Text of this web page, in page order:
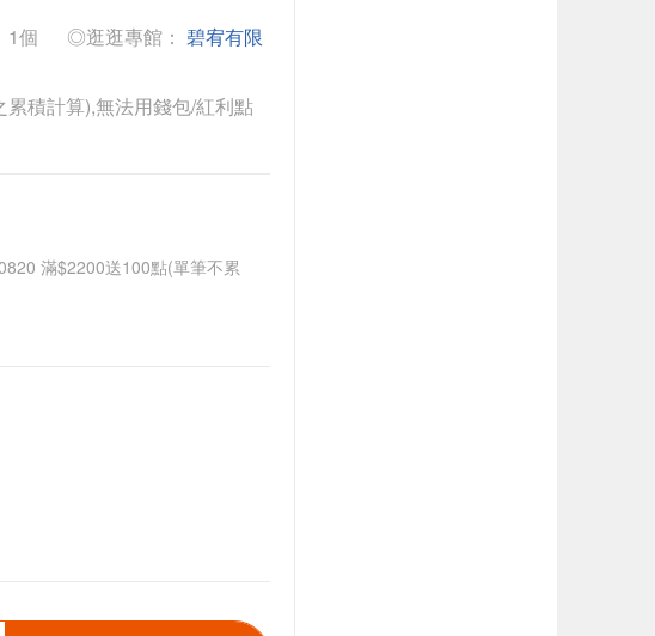
1個 ◎逛逛專館： 碧宥有限
積計算),無法用錢包/紅利點
滿$2200送100點(單筆不累